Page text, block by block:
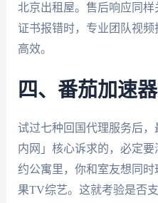
北京出租屋。售后响应同
证书报错时，专业团队视
高效。
四、番茄加速
试过七种回国代理服务后
内网」核心诉求的，必定
约公寓里，你和室友想同
果TV综艺。这就考验是否